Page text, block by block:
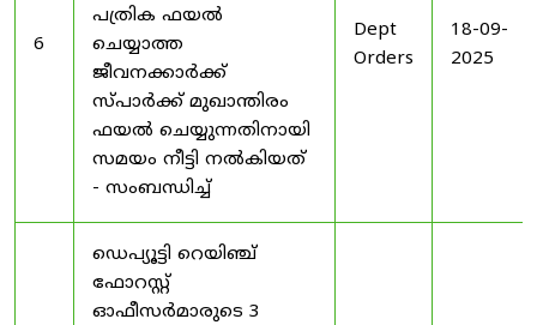
6
പത്രിക ഫയൽ
ചെയ്യാത്ത
ജീവനക്കാർക്ക്
സ്പാർക്ക് മുഖാന്തിരം
ഫയൽ ചെയ്യുന്നതിനായി
സമയം നീട്ടി നൽകിയത്
- സംബന്ധിച്ച്
Dept
Orders
18-09-
2025
ഡെപ്യൂട്ടി റെയിഞ്ച്
ഫോറസ്റ്റ്
ഓഫീസർമാരുടെ 3